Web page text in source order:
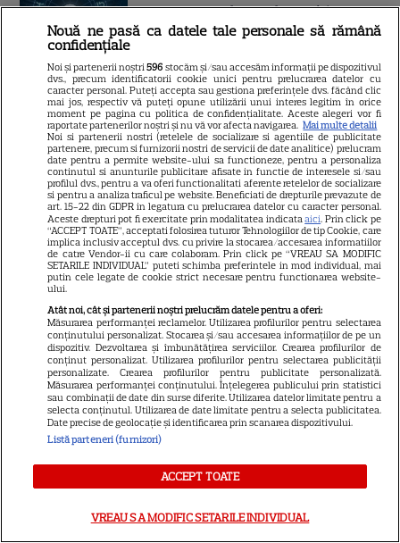
momentul astral care îți poate
schimba direcția vieții
Ploaia de meteori Delta
Aquaride 2026: când o poți
vedea cel mai bine
Câte calorii are pepenele roșu
– beneficii și contraindicații
ALTE ARTICOLE
INTERESANTE
Nouă ne pasă ca datele tale personale să rămână
confidențiale
Noi și partenerii noștri596 stocăm și/sau accesăm informații pe dispozitivul
dvs., precum identificatorii cookie unici pentru prelucrarea datelor cu
caracter personal. Puteți accepta sau gestiona preferințele dvs. făcând clic
mai jos, respectiv vă puteți opune utilizării unui interes legitim în orice
moment pe pagina cu politica de confidențialitate. Aceste alegeri vor fi
raportate partenerilor noștri și nu vă vor afecta navigarea. Mai multe detalii
Noi si partenerii nostri (retelele de socializare si agentiile de publicitate
partenere, precum si furnizorii nostri de servicii de date analitice) prelucram
date pentru a permite website-ului sa functioneze, pentru a personaliza
continutul si anunturile publicitare afisate in functie de interesele si/sau
profilul dvs., pentru a va oferi functionalitati aferente retelelor de socializare
si pentru a analiza traficul pe website. Beneficiati de drepturile prevazute de
art. 15-22 din GDPR in legatura cu prelucrarea datelor cu caracter personal.
Aceste drepturi pot fi exercitate prin modalitatea indicataaici. Prin click pe
“ACCEPT TOATE”, acceptati folosirea tuturor Tehnologiilor de tip Cookie, care
implica inclusiv acceptul dvs. cu privire la stocarea/accesarea informatiilor
de catre Vendor-ii cu care colaboram. Prin click pe “VREAU SA MODIFIC
SETARILE INDIVIDUAL” puteti schimba preferintele in mod individual, mai
putin cele legate de cookie strict necesare pentru functionarea website-
ului.
Atât noi, cât și partenerii noștri prelucrăm datele pentru a oferi:
Măsurarea performanței reclamelor. Utilizarea profilurilor pentru selectarea
conținutului personalizat. Stocarea și/sau accesarea informațiilor de pe un
dispozitiv. Dezvoltarea și îmbunătățirea serviciilor. Crearea profilurilor de
conținut personalizat. Utilizarea profilurilor pentru selectarea publicității
personalizate. Crearea profilurilor pentru publicitate personalizată.
Măsurarea performanței conținutului. Înțelegerea publicului prin statistici
sau combinații de date din surse diferite. Utilizarea datelor limitate pentru a
selecta conținutul. Utilizarea de date limitate pentru a selecta publicitatea.
Date precise de geolocație și identificarea prin scanarea dispozitivului.
Listă parteneri (furnizori)
ACCEPT TOATE
VREAU SA MODIFIC SETARILE INDIVIDUAL